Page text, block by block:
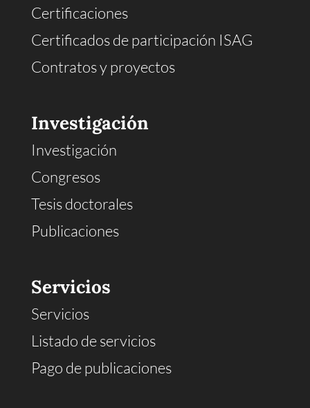
Certificaciones
Certificados de participación ISAG
Contratos y proyectos
Investigación
Investigación
Congresos
Tesis doctorales
Publicaciones
Servicios
Servicios
Listado de servicios
Pago de publicaciones